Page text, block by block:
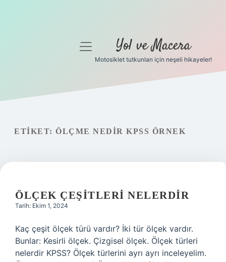
Gizlilik Politikası
menüyü
Yol ve Macera
Motosiklet tutkunları için neşeli hikayeler!
ETIKET: ÖLÇME NEDIR KPSS ÖRNEK
ÖLÇEK ÇEŞITLERI NELERDIR
Tarih: Ekim 1, 2024
Kaç çeşit ölçek türü vardır? İki tür ölçek vardır.
Bunlar: Kesirli ölçek. Çizgisel ölçek. Ölçek türleri
nelerdir KPSS? Ölçek türlerini ayrı ayrı inceleyelim.